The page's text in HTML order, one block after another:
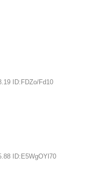
ID:FDZo/Fd10
ID:E5WgOYl70